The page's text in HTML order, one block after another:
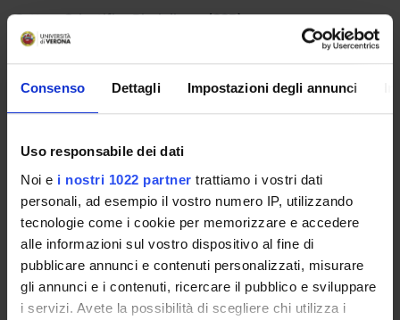
Consenso Dettagli Impostazioni degli annunci
Uso responsabile dei dati
Noi e i nostri 1022 partner trattiamo i vostri dati
personali, ad esempio il vostro numero IP, utilizzando
tecnologie come i cookie per memorizzare e accedere
alle informazioni sul vostro dispositivo al fine di
pubblicare annunci e contenuti personalizzati, misurare
gli annunci e i contenuti, ricercare il pubblico e sviluppare
i servizi. Avete la possibilità di scegliere chi utilizza i
Settore Scientifico Disciplinare (SSD)
MED/38 - PEDIATRIA GENERALE E SPECIALISTICA
Corsi elettivi 2° semestre dal 23 feb 2015 al 29 mag 2015.
Seminari 0
Obiettivi formativi
L’asma è la malattia cronica più frequente nell’età pediatrica;
colpisce infatti più del 10% dei bambini che vivono nei paesi
industrializzati e la sua prevalenza è in costante aumento.
La distinzione tra le 3 forme presenti non è rigida e la storia